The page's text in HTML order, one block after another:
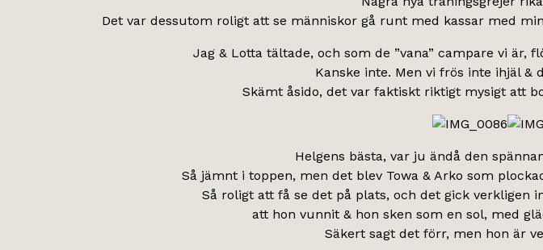
Det var dessutom roligt att se människor gå runt med kassar med
Jag & Lotta tältade, och som de ”vana” campare vi
Kanske inte. Men vi frös inte ihjäl &
Skämt åsido, det var faktiskt riktigt mysigt att
Helgens bästa, var ju ändå den
Så jämnt i toppen, men det blev Towa & Arko som
Så roligt att få se det på plats, och det gick
att hon vunnit & hon sken som en sol, med
Säkert sagt det förr, men hon är